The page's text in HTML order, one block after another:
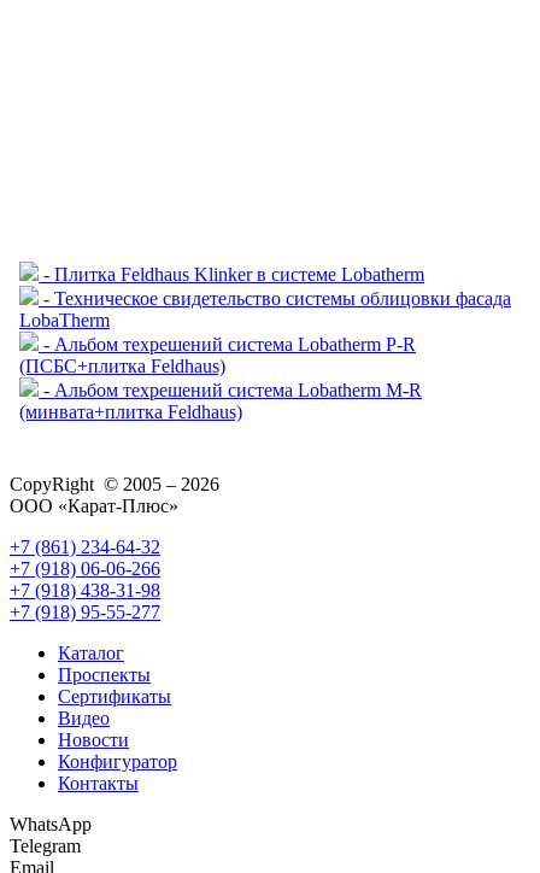
- Плитка Feldhaus Klinker в системе Lobatherm
- Техническое свидетельство системы облицовки фасада
LobaTherm
- Альбом техрешений система Lobatherm P-R
(ПСБС+плитка Feldhaus)
- Альбом техрешений система Lobatherm M-R
(минвата+плитка Feldhaus)
CopyRight © 2005 – 2026
ООО «Карат-Плюс»
+7 (861) 234-64-32
+7 (918) 06-06-266
+7 (918) 438-31-98
+7 (918) 95-55-277
Каталог
Проспекты
Сертификаты
Видео
Новости
Конфигуратор
Контакты
WhatsApp
Telegram
Email